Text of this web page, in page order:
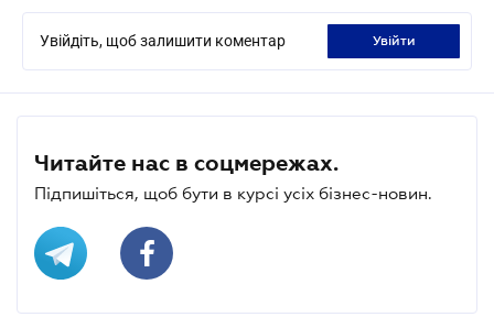
Увійдіть, щоб залишити коментар увійти
Читайте нас в соцмережах.
Підпишіться, щоб бути в курсі усіх бізнес-новин.